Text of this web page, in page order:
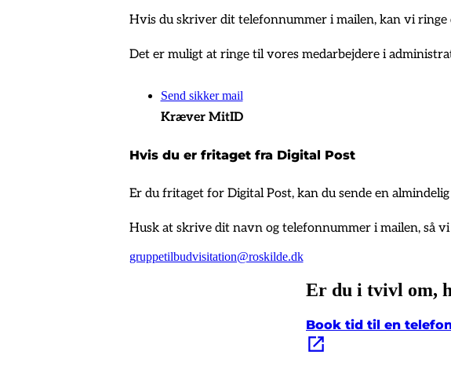
Hvis du skriver dit telefonnummer i mailen, kan vi ringe
Det er muligt at ringe til vores medarbejdere i
Send sikker mail
Kræver MitID
Hvis du er fritaget fra Digital Post
Er du fritaget for Digital Post, kan du sende en
Husk at skrive dit navn og telefonnummer i mailen, så
gruppetilbudvisitation@roskilde.dk
Er du i tvivl om,
Book tid til en